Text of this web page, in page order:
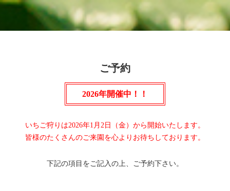
ご予約
2026年開催中！！
いちご狩りは2026年1月2日（金）から開始いたします。
皆様のたくさんのご来園を心よりお待ちしております。
下記の項目をご記入の上、ご予約下さい。